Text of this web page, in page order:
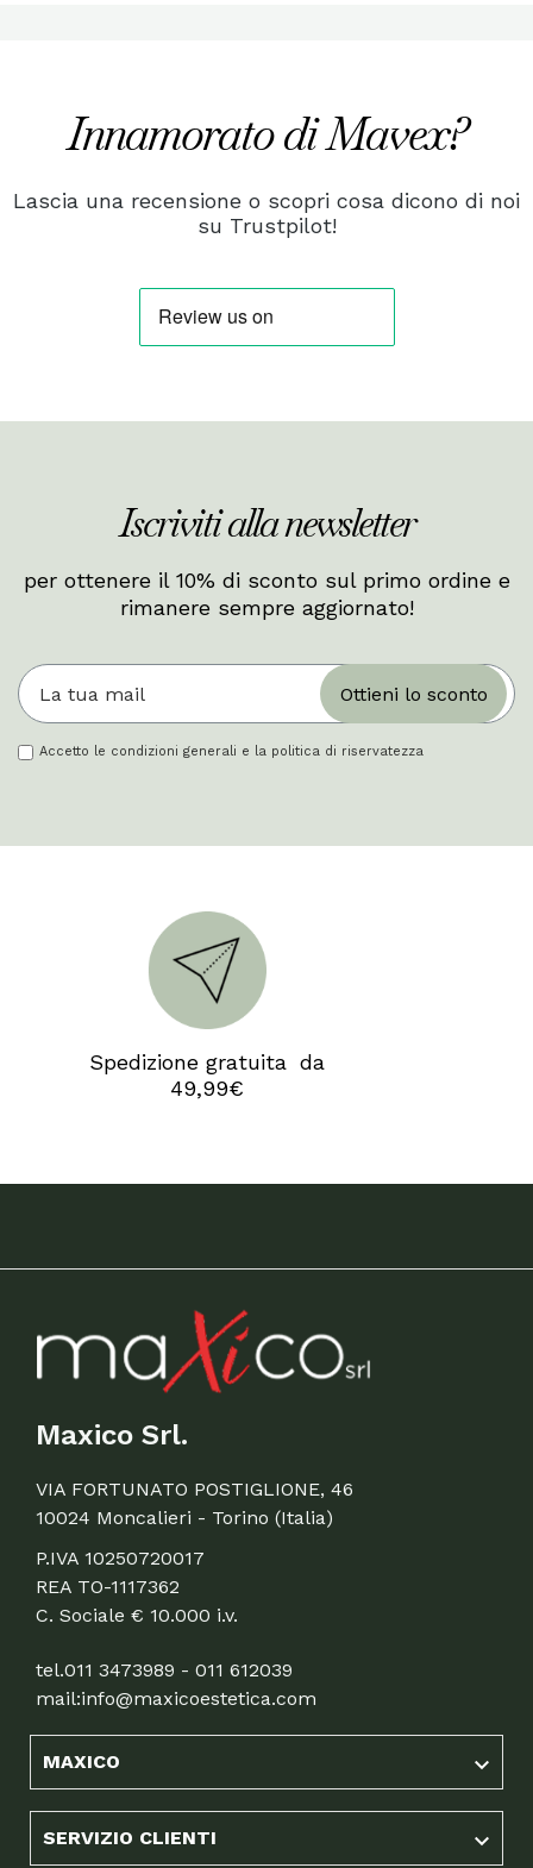
Innamorato di Mavex?
Lascia una recensione o scopri cosa dicono di noi
su Trustpilot!
Iscriviti alla newsletter
per ottenere il 10% di sconto sul primo ordine e
rimanere sempre aggiornato!
Ottieni lo sconto
Accetto le condizioni generali e la politica di riservatezza
Spedizione gratuita da
49,99€
Maxico Srl.
VIA FORTUNATO POSTIGLIONE, 46
10024 Moncalieri - Torino (Italia)
P.IVA 10250720017
REA TO-1117362
C. Sociale € 10.000 i.v.
tel.011 3473989 - 011 612039
mail:info@maxicoestetica.com
MAXICO 
SERVIZIO CLIENTI 